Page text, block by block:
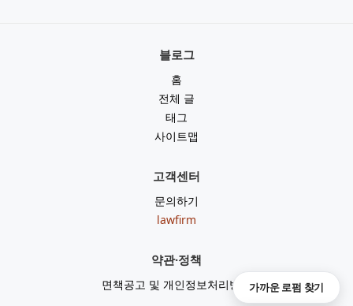
블로그
홈
전체 글
태그
사이트맵
고객센터
문의하기
lawfirm
약관·정책
면책공고 및 개인정보처리방침가까운 로펌 찾기